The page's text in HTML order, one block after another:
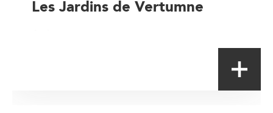
Les Jardins de Vertumne